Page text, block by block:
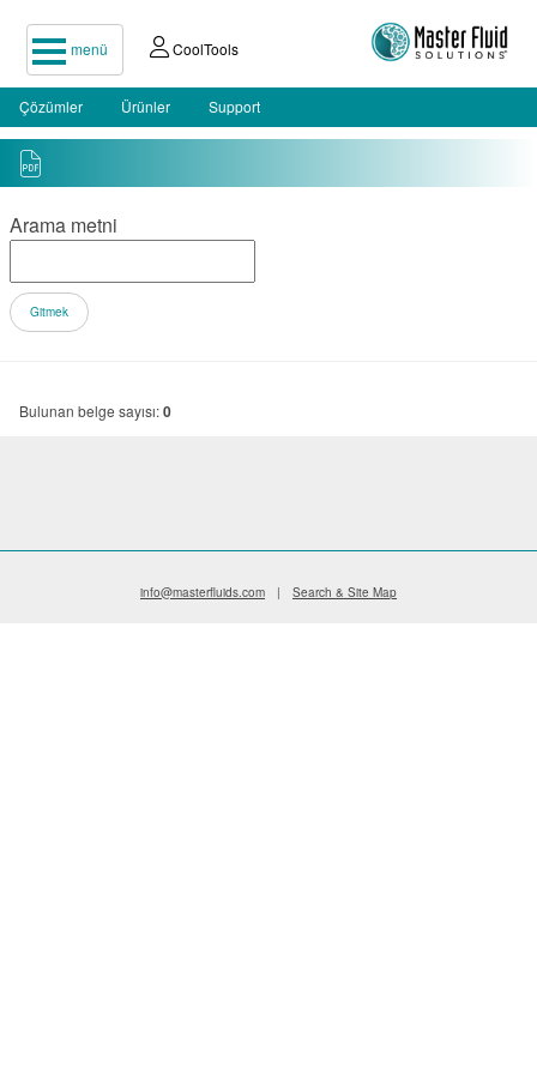
menü CoolTools
Çözümler Ürünler Support
Arama metni
Bulunan belge sayısı:0
info@masterfluids.com | Search & Site Map